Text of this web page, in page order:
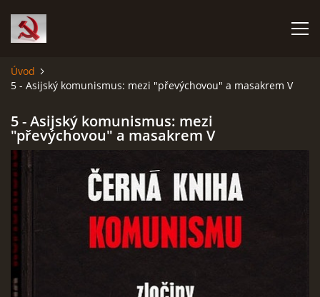
HISTORIE KOMUNISMU
ČERNÁ KNIHA KOMUNISMU I.
ČERNÁ KNIHA KOMUNISMU II.
RUDÝ HLADOMOR: STALINOVA VÁLKA NA UKRAJINĚ
KATYŇSKÝ MASAKR
Úvod
5 - Asijský komunismus: mezi "převýchovou" a masakrem V
5 - Asijský komunismus: mezi
"převýchovou" a masakrem V